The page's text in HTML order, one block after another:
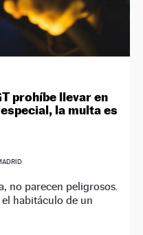
prohíbe llevar en
la multa es
no parecen peligrosos.
habitáculo de un